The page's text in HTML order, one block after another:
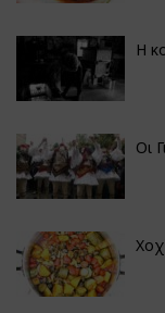
Η
Οι